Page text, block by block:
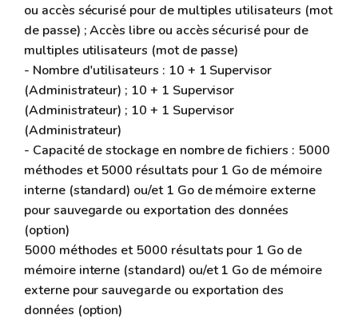
ou accès sécurisé pour de multiples utilisateurs (mot
de passe) ; Accès libre ou accès sécurisé pour de
multiples utilisateurs (mot de passe)
- Nombre d'utilisateurs : 10 + 1 Supervisor
(Administrateur) ; 10 + 1 Supervisor
(Administrateur) ; 10 + 1 Supervisor
(Administrateur)
- Capacité de stockage en nombre de fichiers : 5000
méthodes et 5000 résultats pour 1 Go de mémoire
interne (standard) ou/et 1 Go de mémoire externe
pour sauvegarde ou exportation des données
(option)
5000 méthodes et 5000 résultats pour 1 Go de
mémoire interne (standard) ou/et 1 Go de mémoire
externe pour sauvegarde ou exportation des
données (option)